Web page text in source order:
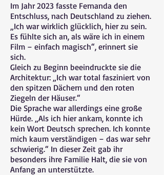
Im Jahr 2023 fasste Fernanda den
Entschluss, nach Deutschland zu ziehen.
„Ich war wirklich glücklich, hier zu sein.
Es fühlte sich an, als wäre ich in einem
Film – einfach magisch“, erinnert sie
sich.
Gleich zu Beginn beeindruckte sie die
Architektur: „Ich war total fasziniert von
den spitzen Dächern und den roten
Ziegeln der Häuser.“
Die Sprache war allerdings eine große
Hürde. „Als ich hier ankam, konnte ich
kein Wort Deutsch sprechen. Ich konnte
mich kaum verständigen – das war sehr
schwierig.“ In dieser Zeit gab ihr
besonders ihre Familie Halt, die sie von
Anfang an unterstützte.